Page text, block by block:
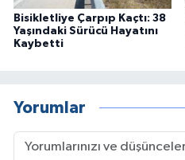
Bisikletliye Çarpıp Kaçtı: 38
Yaşındaki Sürücü Hayatını
Kaybetti
Yorumlar